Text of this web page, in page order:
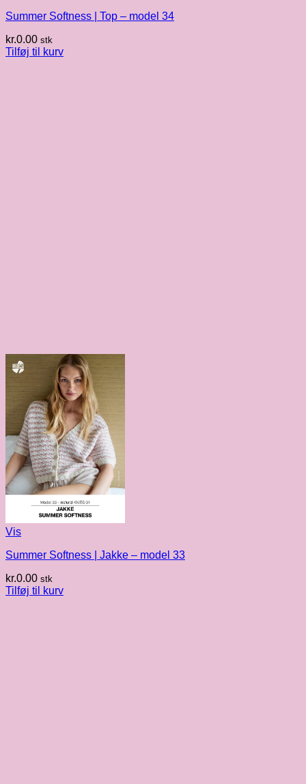
Summer Softness | Top – model 34
kr.0.00 stk
Tilføj til kurv
Vis
Summer Softness | Jakke – model 33
kr.0.00 stk
Tilføj til kurv